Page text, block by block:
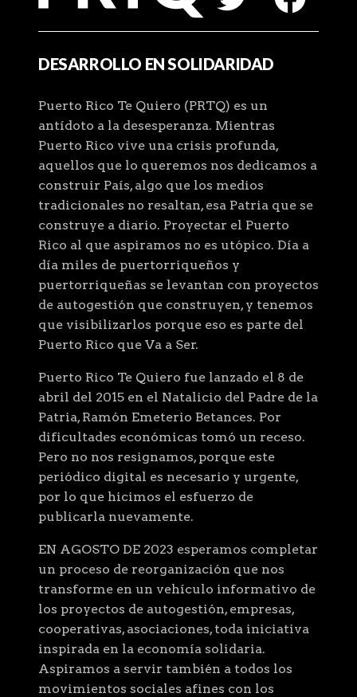
DESARROLLO EN SOLIDARIDAD
Puerto Rico Te Quiero (PRTQ) es un
antídoto a la desesperanza. Mientras
Puerto Rico vive una crisis profunda,
aquellos que lo queremos nos dedicamos a
construir País, algo que los medios
tradicionales no resaltan, esa Patria que se
construye a diario. Proyectar el Puerto
Rico al que aspiramos no es utópico. Día a
día miles de puertorriqueños y
puertorriqueñas se levantan con proyectos
de autogestión que construyen, y tenemos
que visibilizarlos porque eso es parte del
Puerto Rico que Va a Ser.
Puerto Rico Te Quiero fue lanzado el 8 de
abril del 2015 en el Natalicio del Padre de la
Patria, Ramón Emeterio Betances. Por
dificultades económicas tomó un receso.
Pero no nos resignamos, porque este
periódico digital es necesario y urgente,
por lo que hicimos el esfuerzo de
publicarla nuevamente.
EN AGOSTO DE 2023 esperamos completar
un proceso de reorganización que nos
transforme en un vehículo informativo de
los proyectos de autogestión, empresas,
cooperativas, asociaciones, toda iniciativa
inspirada en la economía solidaria.
Aspiramos a servir también a todos los
movimientos sociales afines con los